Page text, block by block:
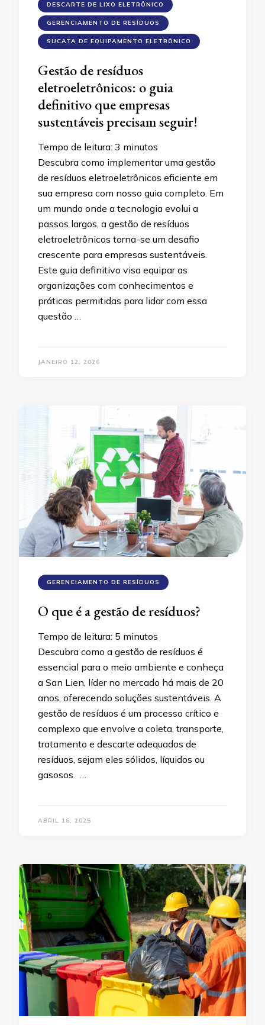
DESCARTE DE LIXO ELETRÔNICO
GERENCIAMENTO DE RESÍDUOS
SUCATA DE EQUIPAMENTO ELETRÔNICO
Gestão de resíduos
eletroeletrônicos: o guia
definitivo que empresas
sustentáveis ​​precisam seguir!
Tempo de leitura: 3 minutos
Descubra como implementar uma gestão
de resíduos eletroeletrônicos eficiente em
sua empresa com nosso guia completo. Em
um mundo onde a tecnologia evolui a
passos largos, a gestão de resíduos
eletroeletrônicos torna-se um desafio
crescente para empresas sustentáveis.
Este guia definitivo visa equipar as
organizações com conhecimentos e
práticas permitidas para lidar com essa
questão …
JANEIRO 12, 2026
GERENCIAMENTO DE RESÍDUOS
O que é a gestão de resíduos?
Tempo de leitura: 5 minutos
Descubra como a gestão de resíduos é
essencial para o meio ambiente e conheça
a San Lien, líder no mercado há mais de 20
anos, oferecendo soluções sustentáveis. A
gestão de resíduos é um processo crítico e
complexo que envolve a coleta, transporte,
tratamento e descarte adequados de
resíduos, sejam eles sólidos, líquidos ou
gasosos. …
ABRIL 16, 2025